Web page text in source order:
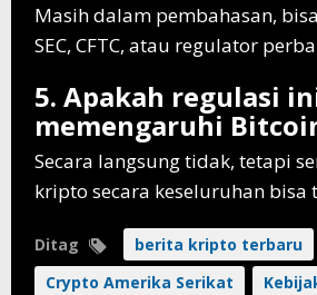
Masih dalam pembahasan,
SEC, CFTC, atau regulator
5. Apakah regulasi
memengaruhi
Secara langsung tidak, tetapi
kripto secara keseluruhan bisa
Ditag
berita kripto terbaru
Crypto Amerika Serikat